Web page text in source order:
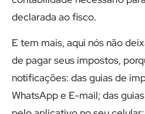
declarada ao fisco.
E tem mais, aqui nós não
de pagar seus impostos,
notificações: das guias de
WhatsApp e E-mail; das